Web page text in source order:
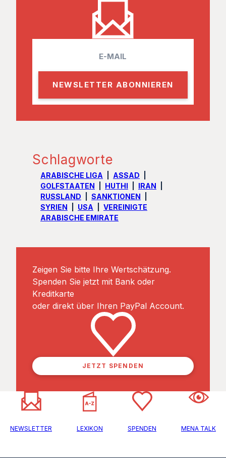
l
Schlagworte
ARABISCHE LIGA
ASSAD
GOLFSTAATEN
HUTHI
IRAN
RUSSLAND
SANKTIONEN
SYRIEN
USA
VEREINIGTE
ARABISCHE EMIRATE
Zeigen Sie bitte Ihre Wertschätzung.
Spenden Sie jetzt mit Bank oder
Kreditkarte
oder direkt über Ihren PayPal Account.
JETZT SPENDEN
NEWSLETTER LEXIKON SPENDEN MENA TALK